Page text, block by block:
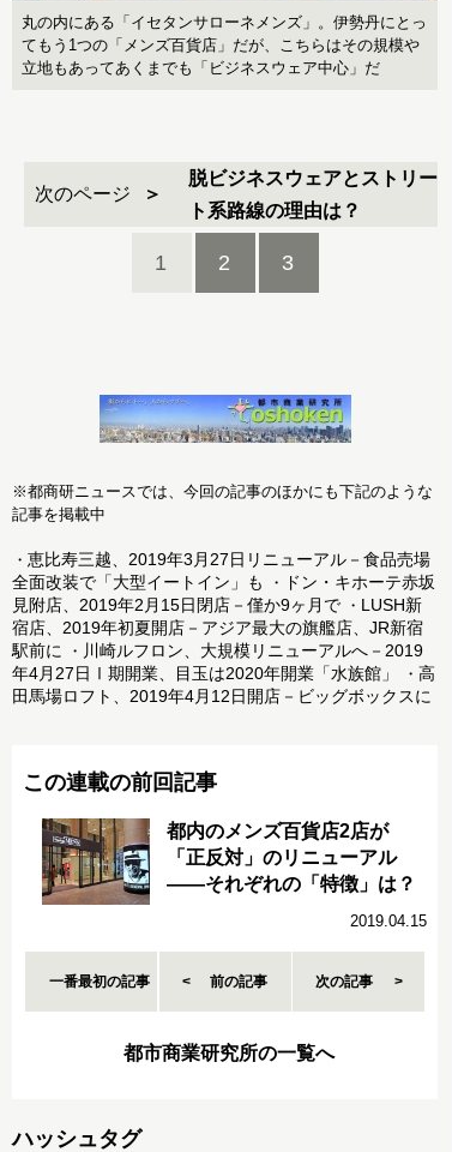
丸の内にある「イセタンサローネメンズ」。伊勢丹にとっ
てもう1つの「メンズ百貨店」だが、こちらはその規模や
立地もあってあくまでも「ビジネスウェア中心」だ
次のページ
脱ビジネスウェアとストリー
ト系路線の理由は？
1 2 3
※都商研ニュースでは、今回の記事のほかにも下記のような
記事を掲載中
・ 恵比寿三越、2019年3月27日リニューアル－食品売場
全面改装で「大型イートイン」も
・
ドン・キホーテ赤坂
見附店、2019年2月15日閉店－僅か9ヶ月で ・ LUSH新
宿店、2019年初夏開店－アジア最大の旗艦店、JR新宿
駅前に
・ 川崎ルフロン、大規模リニューアルへ－2019
年4月27日Ⅰ期開業、目玉は2020年開業「水族館」
・ 高
田馬場ロフト、2019年4月12日開店－ビッグボックスに
この連載の前回記事
都内のメンズ百貨店2店が
「正反対」のリニューアル
――それぞれの「特徴」は？
2019.04.15
一番最初の記事 前の記事 次の記事
都市商業研究所の一覧へ
ハッシュタグ